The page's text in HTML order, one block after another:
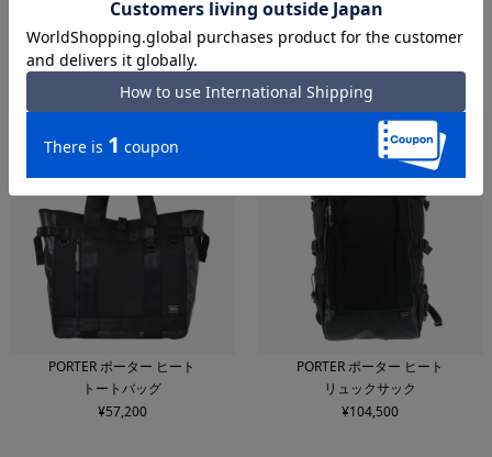
PORTER ポーター ヒート
ショルダーバッグ
¥49,500
PORTER ポーター ヒート
¥55,000
PORTER ポーター ヒート
トートバッグ
¥57,200
PORTER ポーター ヒート
リュックサック
¥104,500